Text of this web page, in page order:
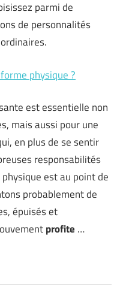
parmi de
de personnalités
physique ?
est essentielle non
mais aussi pour une
en plus de se sentir
responsabilités
est au point de
probablement de
épuisés et
profite …